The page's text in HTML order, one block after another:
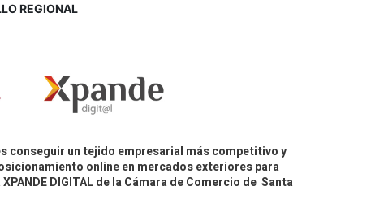
REGIONAL
conseguir un tejido empresarial más competitivo y
online en mercados exteriores para
DIGITAL de la Cámara de Comercio de Santa